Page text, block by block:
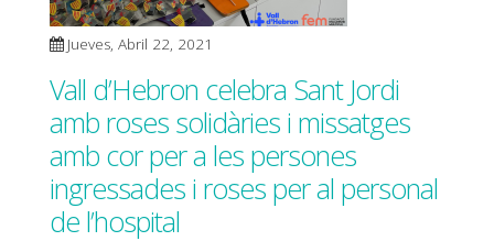
Jueves, Abril 22, 2021
Vall d’Hebron celebra Sant Jordi
amb roses solidàries i missatges
amb cor per a les persones
ingressades i roses per al personal
de l’hospital